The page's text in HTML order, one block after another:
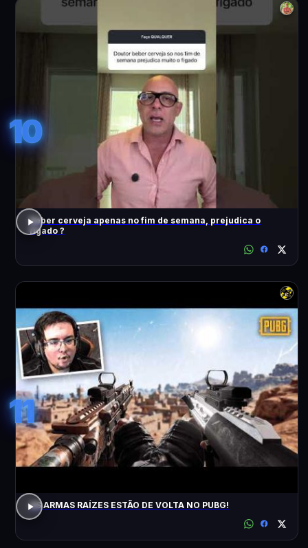
10
Beber cerveja apenas no fim de semana, prejudica o
fígado ?
11
AS ARMAS RAÍZES ESTÃO DE VOLTA NO PUBG!